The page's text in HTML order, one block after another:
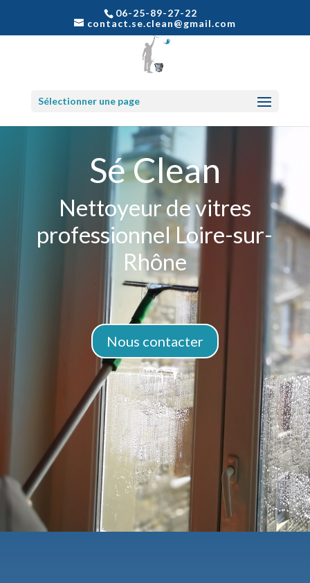
06-25-89-27-22
contact.se.clean@gmail.com
Sélectionner une page
Sé Clean
Nettoyeur de vitres
professionnel Loire-sur-
Rhône
Nous contacter